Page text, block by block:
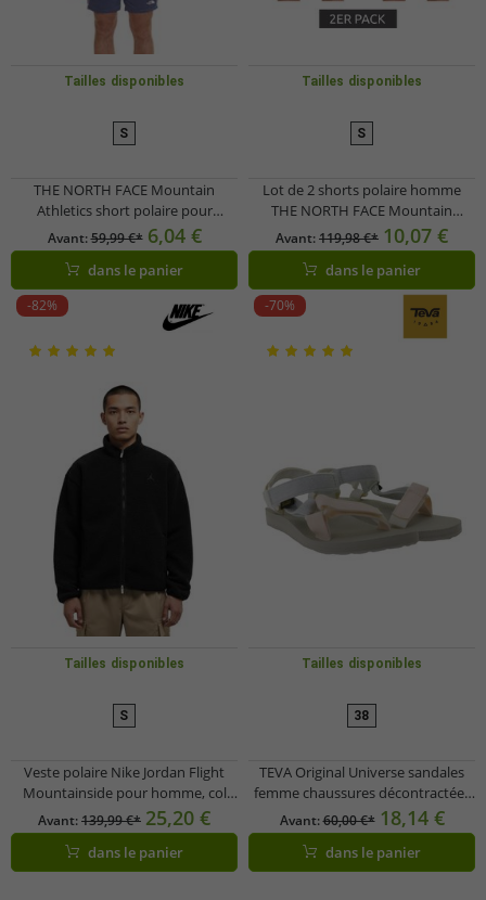
Tailles disponibles
S
THE NORTH FACE Mountain
Athletics short polaire pour
homme, pantalon d'été sportif
avec poches latérales
NF0A82300EA1 bleu
Avant:59,99 €* 6,04 €
dans le panier
Tailles disponibles
S
Lot de 2 shorts polaire homme
THE NORTH FACE Mountain
Athletics, pantalon d'été sportif
avec poches latérales,
NF0A82300EA1 bleu
Avant:119,98 €* 10,07 €
dans le panier
-82%
Tailles disponibles
S
Veste polaire Nike Jordan Flight
Mountainside pour homme, col
montant, fausse fourrure, veste de
mi-saison FV7448-010 Noir
Avant:139,99 €* 25,20 €
dans le panier
-70%
Tailles disponibles
38
TEVA Original Universe sandales
femme chaussures décontractées
légères scintillantes
1135370/PMML argent/rose/gris
Avant:60,00 €* 18,14 €
dans le panier